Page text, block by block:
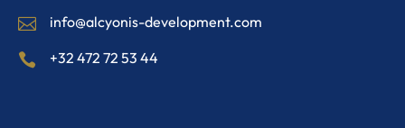

info@alcyonis-development.com
 +32 472 72 53 44